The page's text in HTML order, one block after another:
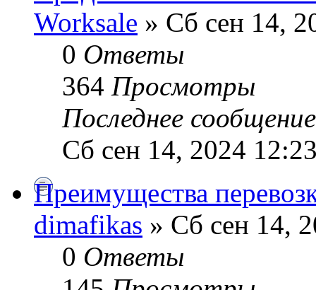
Worksale » Сб сен 14,
0 Ответы
364 Просмотры
Последнее
Сб сен 14, 2024
Преимущества
dimafikas » Сб сен 14,
0 Ответы